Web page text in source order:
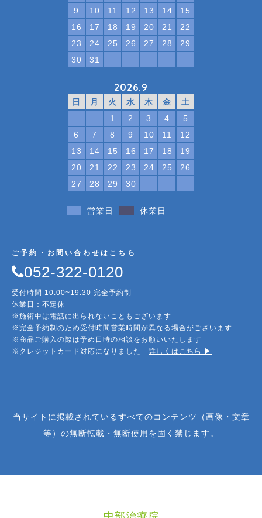
9
10 11 12 13 14
15
16
17 18 19 20 21
22
23
24 25 26 27 28
29
30
31
2026.9
日 月 火 水 木 金
土
1
2 3 4
5
6
7 8 9 10 11
12
13
14 15 16 17 18
19
20
21 22 23 24 25
26
27
28 29 30
営業日 休業日
ご予約・お問い合わせはこちら
052-322-0120
受付時間 10:00~19:30 完全予約制
休業日：不定休
※施術中は電話に出られないこともございます
※完全予約制のため受付時間営業時間が異なる場合がございます
※商品ご購入の際は予め日時の相談をお願いいたします
※クレジットカード対応になりました 詳しくはこちら ▶︎
当サイトに掲載されているすべてのコンテンツ（画像・文章
等）の無断転載・無断使用を固く禁じます。